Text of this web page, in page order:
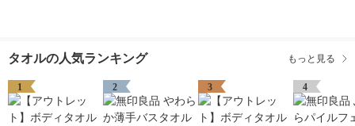
タオルの人気ランキング もっと見る
1 2 3 4